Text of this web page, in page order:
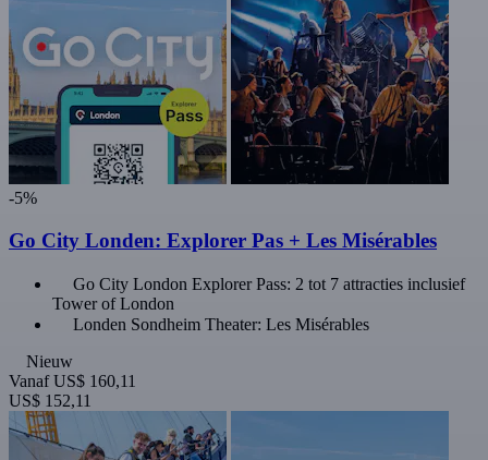
-5%
Go City Londen: Explorer Pas + Les Misérables
Go City London Explorer Pass: 2 tot 7 attracties inclusief
Tower of London
Londen Sondheim Theater: Les Misérables
Nieuw
Vanaf US$ 160,11
US$ 152,11